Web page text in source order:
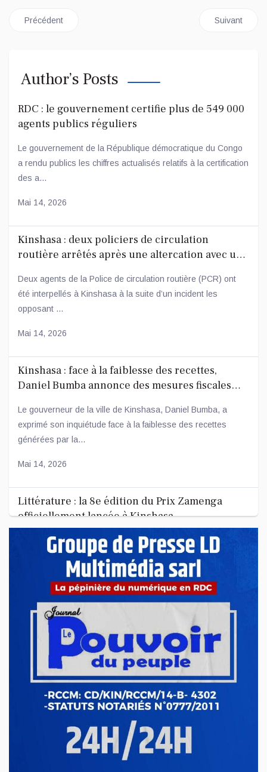
Article précédent : Crise en RDC : un appel urgent lancé sur
Précédent Article
Suivant
Author’s Posts
RDC : le gouvernement certifie plus de 549 000
agents publics réguliers
Le gouvernement de la République démocratique du Congo
a rendu publics les chiffres actualisés relatifs à la certification
des a...
Mai 14, 2026
Kinshasa : deux policiers de circulation
routière arrêtés après une altercation avec un
Deux agents de la Police de circulation routière (PCR) ont
été interpellés à Kinshasa à la suite d’un incident les
opposant ...
Mai 14, 2026
Kinshasa : face à la faiblesse des recettes,
Daniel Bumba annonce des mesures fiscales
Le gouverneur de la ville de Kinshasa, Daniel Bumba, a
exprimé son inquiétude face à la faiblesse des recettes
générées par la...
Mai 14, 2026
Littérature : la 8e édition du Prix Zamenga
officiellement lancée à Kinshasa
La 8e édition du concours littéraire « Prix Zamenga » a été
officiellement lancée ce mercredi 13 mai à Kinshasa, à
Mai 13, 2026
Nord-Kivu : le député Crispin Mbindule dans le
collimateur de l’ANR
Le député national Crispin Mbindule, également président du
conseil d’administration du Cadastre minier, fait l’objet d’un...
Mai 13, 2026